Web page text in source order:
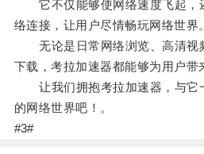
它不仅能够使网络速度飞起，
络连接，让用户尽情畅玩网络世界。
无论是日常网络浏览、高清视
下载，考拉加速器都能够为用户带
让我们拥抱考拉加速器，与它
的网络世界吧！。
#3#